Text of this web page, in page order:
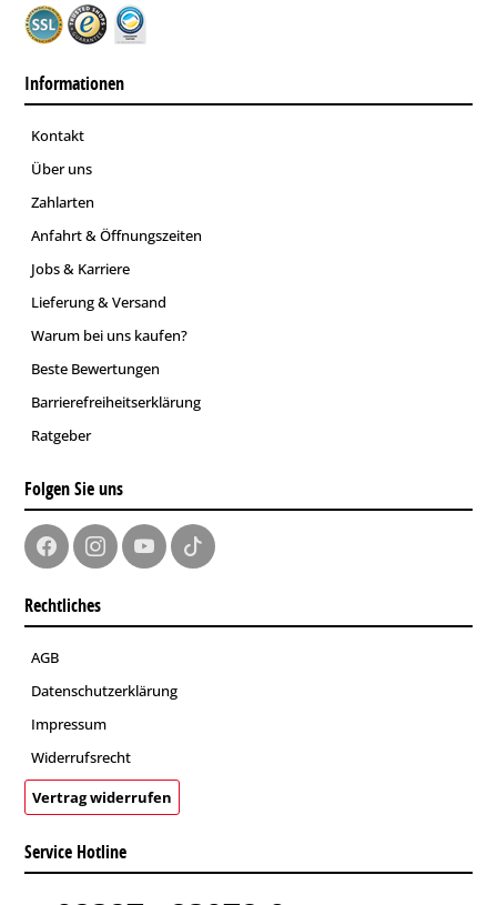
Informationen
Kontakt
Über uns
Zahlarten
Anfahrt & Öffnungszeiten
Jobs & Karriere
Lieferung & Versand
Warum bei uns kaufen?
Beste Bewertungen
Barrierefreiheitserklärung
Ratgeber
Folgen Sie uns
Rechtliches
AGB
Datenschutzerklärung
Impressum
Widerrufsrecht
Vertrag widerrufen
Service Hotline